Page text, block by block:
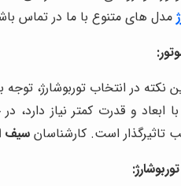
مدل های متنوع با ما در تماس
نکته در انتخاب توربوشارژ،
با ابعاد و قدرت کمتر نیاز
تاثیرگذار است. کارشناسانسیف